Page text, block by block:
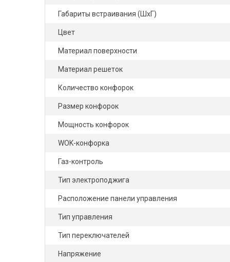
Габариты встраивания (ШхГ)
Цвет
Материал поверхности
Материал решеток
Количество конфорок
Размер конфорок
Мощность конфорок
WOK-конфорка
Газ-контроль
Тип электроподжига
Расположение панели управления
Тип управления
Тип переключателей
Напряжение